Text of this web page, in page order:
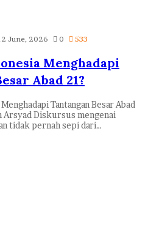
June, 2026 0 533
Menghadapi
Abad 21?
Tantangan Besar Abad
Arsyad ​Diskursus mengenai
tidak pernah sepi dari…